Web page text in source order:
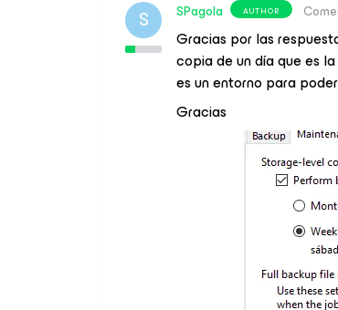
S SPagola AUTHOR
Gracias por las
copia de un día que es
es un entorno para
Gracias